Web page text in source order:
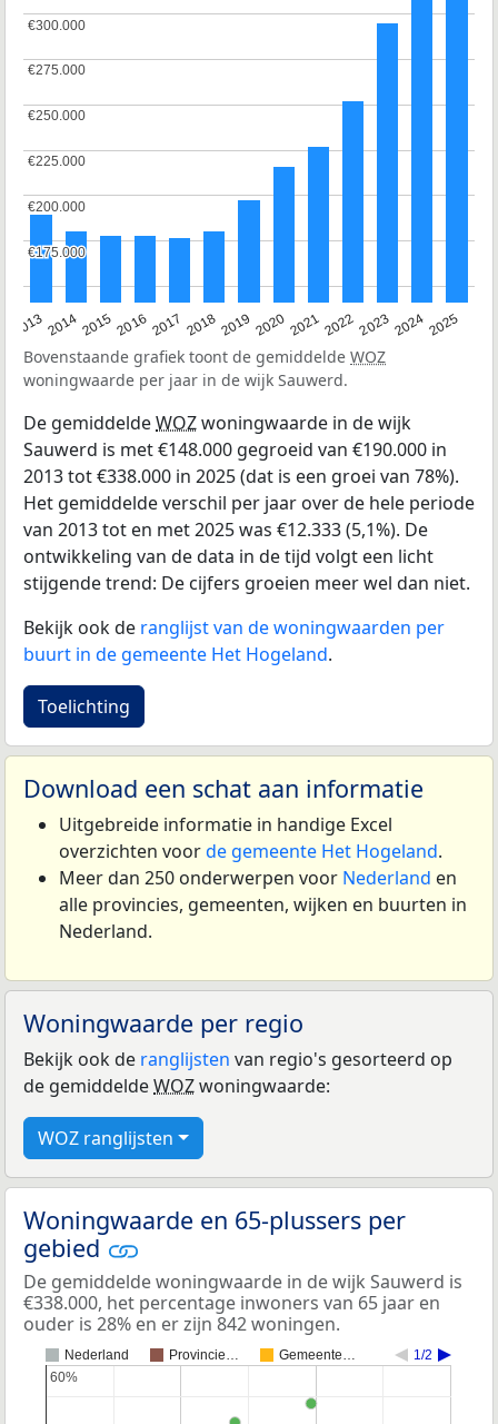
20132014201520162017 20182019 202020212022202320242025
€175.000
€175.000
€200.000
€200.000
€225.000
€225.000
€250.000
€250.000
€275.000
€275.000
€300.000
€300.000
Bovenstaande grafiek toont de gemiddelde WOZ
woningwaarde per jaar in de wijk Sauwerd.
De gemiddeldeWOZwoningwaarde in de wijk
Sauwerd is met €148.000 gegroeid van €190.000 in
2013 tot €338.000 in 2025 (dat is een groei van 78%).
Het gemiddelde verschil per jaar over de hele periode
van 2013 tot en met 2025 was €12.333 (5,1%). De
ontwikkeling van de data in de tijd volgt een licht
stijgende trend: De cijfers groeien meer wel dan niet.
Bekijk ook de ranglijst van de woningwaarden per
buurt in de gemeente Het Hogeland.
Toelichting
Download een schat aan informatie
Uitgebreide informatie in handige Excel
overzichten voorde gemeente Het Hogeland.
Meer dan 250 onderwerpen voor Nederland en
alle provincies, gemeenten, wijken en buurten in
Nederland.
Woningwaarde per regio
Bekijk ook de ranglijsten van regio's gesorteerd op
de gemiddeldeWOZwoningwaarde:
WOZ ranglijsten
Woningwaarde en 65-plussers per
gebied
De gemiddelde woningwaarde in de wijk Sauwerd is
€338.000, het percentage inwoners van 65 jaar en
ouder is 28% en er zijn 842 woningen.
Nederland Provincie… Gemeente… 1/2
60%
60%